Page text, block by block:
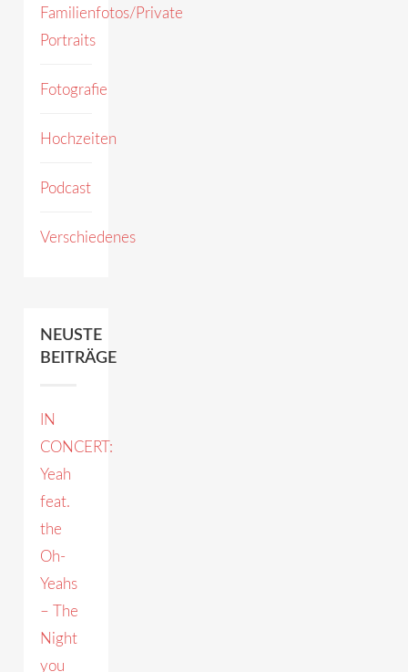
Familienfotos/Private
Portraits
Fotografie
Hochzeiten
Podcast
Verschiedenes
NEUSTE
BEITRÄGE
IN
CONCERT:
Yeah
feat.
the
Oh-
Yeahs
– The
Night
you